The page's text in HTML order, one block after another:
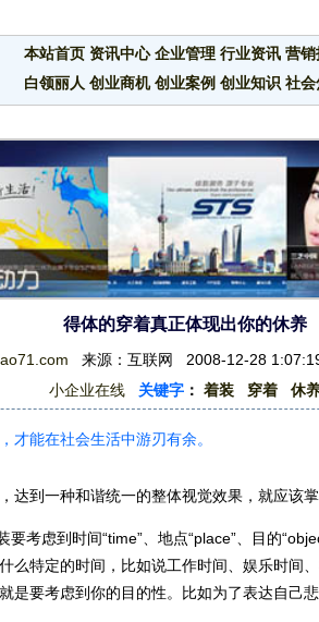
本站首页 资讯中心 企业管理 行业资讯 营销
白领丽人 创业商机 创业案例 创业知识 社会
得体的穿着真正体现出你的休养
来源：互联网 2008-12-28
小企业在线
关键字 ： 着装 穿着 休
才能在社会生活中游刃有余。
到一种和谐统一的整体视觉效果，就应该掌
虑到时间“time”、地点“place”、目的
特定的时间，比如说工作时间、娱乐时间
是要考虑到你的目的性。比如为了表达自己